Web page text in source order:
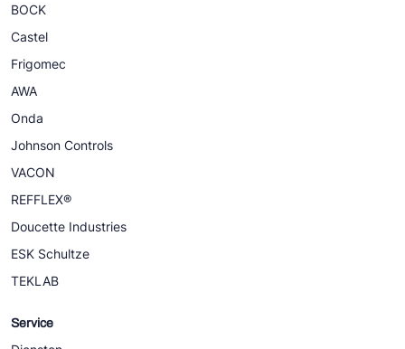
BOCK
Castel
Frigomec
AWA
Onda
Johnson Controls
VACON
REFFLEX®
Doucette Industries
ESK Schultze
TEKLAB
Service